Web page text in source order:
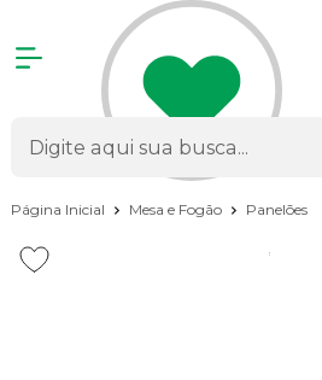
Página Inicial Mesa e Fogão Panelões